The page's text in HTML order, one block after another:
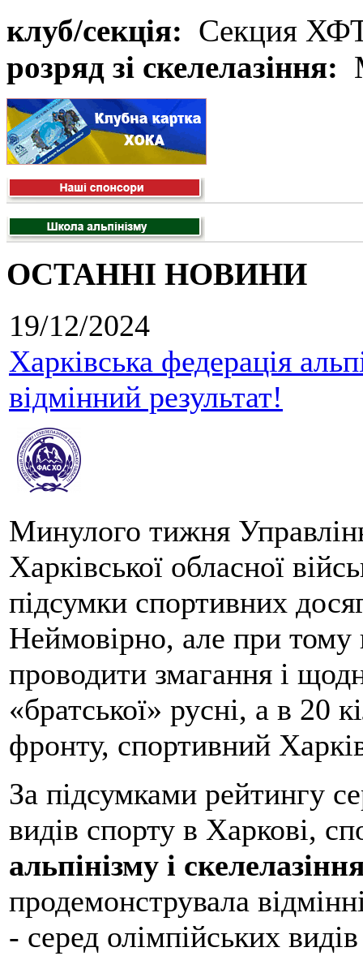
клуб/секція: Секция
розряд зі скелелазіння:
ОСТАННІ НОВИНИ
19/12/2024
Харківська федерація
відмінний результат!
Минулого тижня
Харківської обласної
підсумки спортивних
Неймовірно, але при
проводити змагання і
«братської» русні, а в 20
фронту, спортивний
За підсумками рейтингу
видів спорту в Харкові,
альпінізму і
продемонструвала
- серед олімпійських